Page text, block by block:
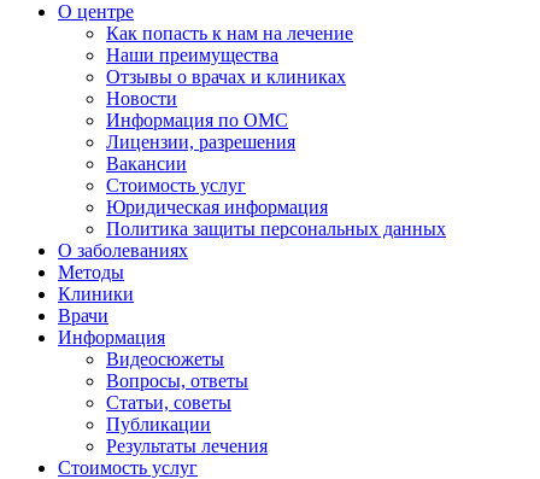
О центре
Как попасть к нам на лечение
Наши преимущества
Отзывы о врачах и клиниках
Новости
Информация по ОМС
Лицензии, разрешения
Вакансии
Стоимость услуг
Юридическая информация
Политика защиты персональных данных
О заболеваниях
Методы
Клиники
Врачи
Информация
Видеосюжеты
Вопросы, ответы
Статьи, советы
Публикации
Результаты лечения
Стоимость услуг